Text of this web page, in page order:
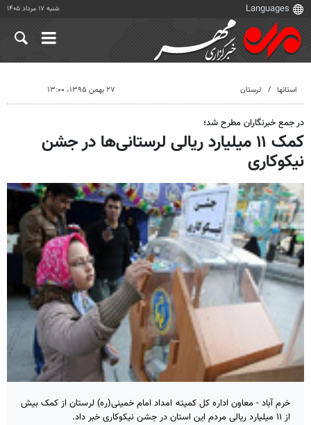
شنبه ۱۷ مرداد ۱۴۰۵
استانها لرستان ۲۷ بهمن ۱۳۹۵، ۱۳:۰۰
در جمع خبرنگاران مطرح شد؛
کمک ۱۱ میلیارد ریالی لرستانی‌ها در جشن
نیکوکاری
خرم آباد - معاون اداره کل کمیته امداد امام خمینی(ره) لرستان از کمک بیش
از ۱۱ میلیارد ریالی مردم این استان در جشن نیکوکاری خبر داد.